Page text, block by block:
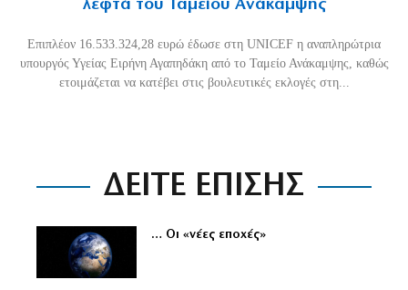
λεφτά του Ταμείου Ανάκαμψης
Επιπλέον 16.533.324,28 ευρώ έδωσε στη UNICEF η αναπληρώτρια
υπουργός Υγείας Ειρήνη Αγαπηδάκη από το Ταμείο Ανάκαμψης, καθώς
ετοιμάζεται να κατέβει στις βουλευτικές εκλογές στη...
ΔΕΙΤΕ ΕΠΙΣΗΣ
… Οι «νέες εποχές»